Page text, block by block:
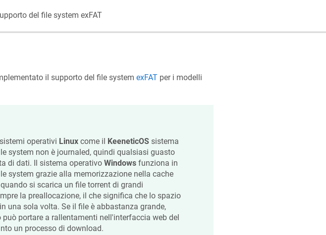
del file system exFAT
il supporto del file system exFATper i modelli
operativi Linuxcome il KeeneticOSsistema
system non è journaled, quindi qualsiasi guasto
di dati. Il sistema operativo Windowsfunziona in
system grazie alla memorizzazione nella cache
si scarica un file torrent di grandi
la preallocazione, il che significa che lo spazio
una sola volta. Se il file è abbastanza grande,
portare a rallentamenti nell'interfaccia web del
un processo di download.